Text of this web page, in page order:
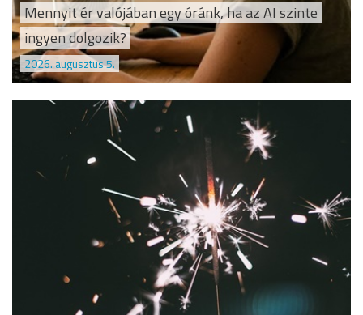
Mennyit ér valójában egy óránk, ha az AI szinte
ingyen dolgozik?
2026. augusztus 5.